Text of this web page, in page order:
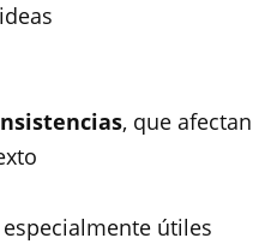
, que afectan
útiles